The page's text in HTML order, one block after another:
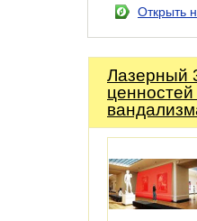
Открыть
Лазерный